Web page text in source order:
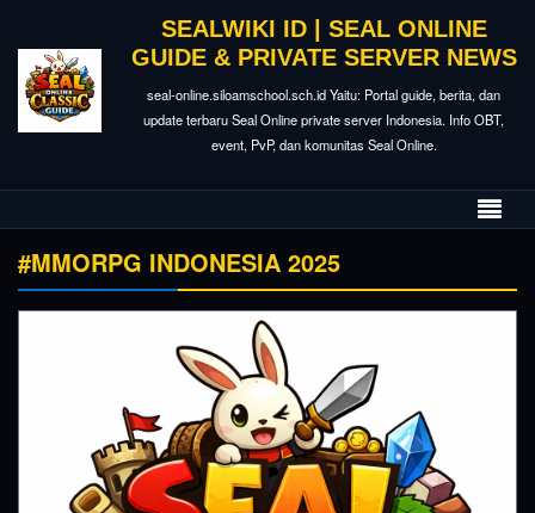
SEALWIKI ID | SEAL ONLINE
GUIDE & PRIVATE SERVER NEWS
seal-online.siloamschool.sch.id Yaitu: Portal guide, berita, dan
update terbaru Seal Online private server Indonesia. Info OBT,
event, PvP, dan komunitas Seal Online.
#MMORPG INDONESIA 2025